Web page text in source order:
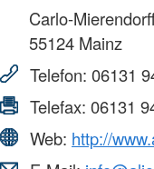
Carlo-
55124 Mainz
Telefon: 06131
Telefax: 06131
Web: http://